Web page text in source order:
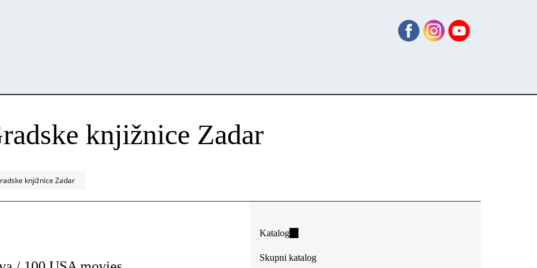
knjižnice Zadar
knjižnice Zadar
Katalog(link
external)
Skupni katalog